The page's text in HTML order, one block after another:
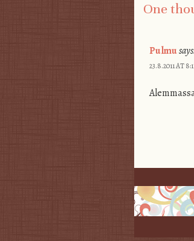
One
Pulmu
23.8.2011 AT